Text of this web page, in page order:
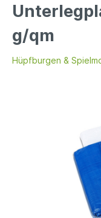
g/qm
Hüpfburgen &